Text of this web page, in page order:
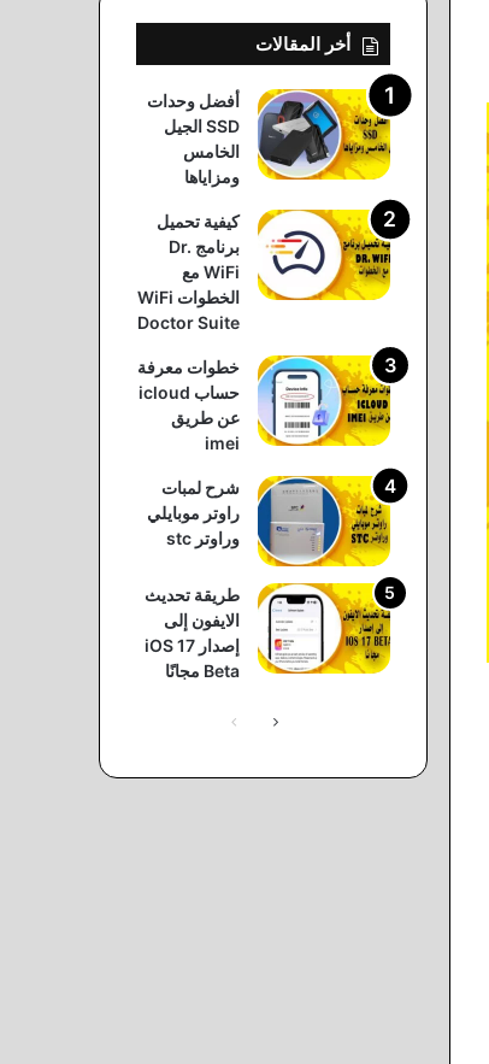
أخر المقالات
أفضل وحدات
SSD الجيل
الخامس
ومزاياها
كيفية تحميل
برنامج Dr.
WiFi مع
الخطوات WiFi
Doctor Suite
خطوات معرفة
حساب icloud
عن طريق
imei
شرح لمبات
راوتر موبايلي
وراوتر stc
طريقة تحديث
الايفون إلى
إصدار iOS 17
Beta مجانًا
الصفحةالصفحة